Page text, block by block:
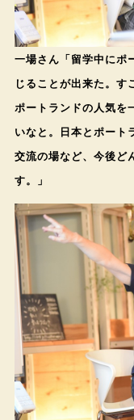
一場さん「留学中にポ
じることが出来た。す
ポートランドの人気を
いなと。日本とポート
交流の場など、今後ど
す。」